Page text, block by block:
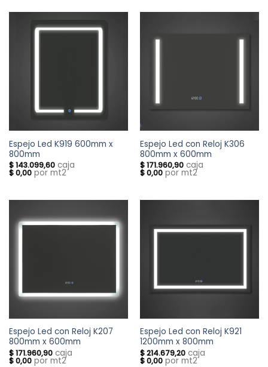
Espejo Led K919 600mm x
800mm
$143.099,60 caja
$0,00 por mt2
Espejo Led con Reloj K306
800mm x 600mm
$171.960,90 caja
$0,00 por mt2
Espejo Led con Reloj K207
800mm x 600mm
$171.960,90 caja
$0,00 por mt2
Espejo Led con Reloj K921
1200mm x 800mm
$214.679,20 caja
$0,00 por mt2